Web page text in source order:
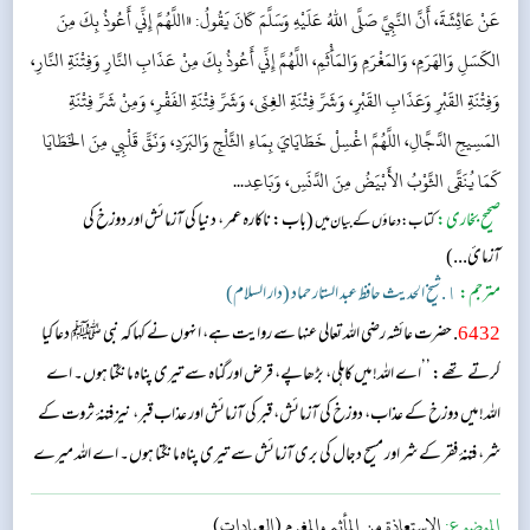
عَنْ عَائِشَةَ، أَنَّ النَّبِيَّ صَلَّى اللهُ عَلَيْهِ وَسَلَّمَ كَانَ يَقُولُ: «اللَّهُمَّ إِنِّي أَعُوذُ بِكَ مِنَ
الكَسَلِ وَالهَرَمِ، وَالمَغْرَمِ وَالمَأْثَمِ، اللَّهُمَّ إِنِّي أَعُوذُ بِكَ مِنْ عَذَابِ النَّارِ وَفِتْنَةِ النَّارِ،
وَفِتْنَةِ القَبْرِ وَعَذَابِ القَبْرِ، وَشَرِّ فِتْنَةِ الغِنَى، وَشَرِّ فِتْنَةِ الفَقْرِ، وَمِنْ شَرِّ فِتْنَةِ
المَسِيحِ الدَّجَّالِ، اللَّهُمَّ اغْسِلْ خَطَايَايَ بِمَاءِ الثَّلْجِ وَالبَرَدِ، وَنَقِّ قَلْبِي مِنَ الخَطَايَا
كَمَا يُنَقَّى الثَّوْبُ الأَبْيَضُ مِنَ الدَّنَسِ، وَبَاعِد...
صحیح بخاری:کتاب: دعاؤں کے بیان میں(باب: ناکارہ عمر ، دنیا کی آزمائش اور دوزخ کی
آزمائ...)
مترجم: ١. شیخ الحدیث حافظ عبد الستار حماد (دار السلام)
6432. حضرت عائشہ رضی اللہ تعالی عنہا سے روایت ہے، انہوں نے کہا کہ نبی ﷺ دعا کیا
کرتے تھے: ’’اے اللہ! میں کاہلی، بڑھاپے، قرض اور گناہ سے تیری پناہ مانگتا ہوں۔ اے
اللہ! میں دوزخ کے عذاب، دوزخ کی آزمائش، قبر کی آزمائش اور عذاب قبر، نیز فتنۂ ثروت کے
شر، فتنۂ فقر کے شر اور مسیح دجال کی بری آزمائش سے تیری پناه مانگتا ہوں۔ اے اللہ میرے
گناہوں کو برف اور اولے کے پانی سے دھو دے۔ میرے دل کو گناہوں سے اس طرح پاک